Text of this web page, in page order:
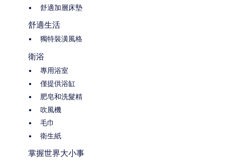
舒適加層床墊
舒適生活
獨特裝潢風格
衛浴
專用浴室
僅提供浴缸
肥皂和洗髮精
吹風機
毛巾
衛生紙
掌握世界大小事